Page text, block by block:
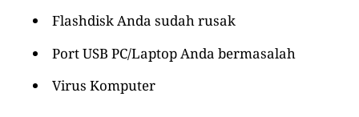
Flashdisk Anda sudah rusak
Port USB PC/Laptop Anda bermasalah
Virus Komputer